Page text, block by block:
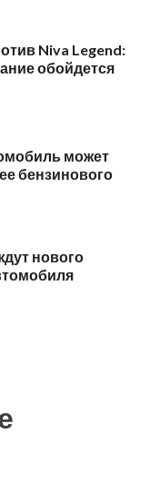
Niva Legend:
обойдется
может
бензинового
нового